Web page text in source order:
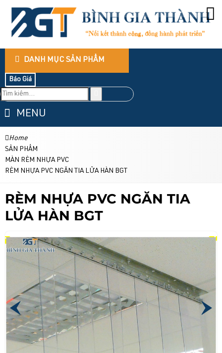
DANH MỤC SẢN PHẨM
Báo Giá
MENU
Home
SẢN PHẨM
MÀN RÈM NHỰA PVC
RÈM NHỰA PVC NGĂN TIA LỬA HÀN BGT
RÈM NHỰA PVC NGĂN TIA
LỬA HÀN BGT